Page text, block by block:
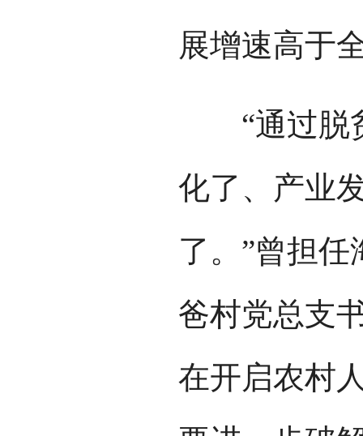
展增速高于
“通过脱贫
化了、产业
了。”曾担
爸村党总支
在开启农村